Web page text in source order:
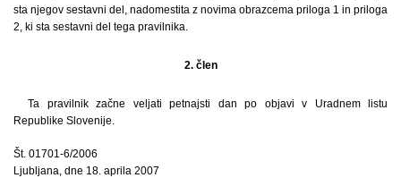
sta njegov sestavni del, nadomestita z novima obrazcema priloga 1 in priloga
2, ki sta sestavni del tega pravilnika.
2. člen
Ta pravilnik začne veljati petnajsti dan po objavi v Uradnem listu
Republike Slovenije.
Št. 01701-6/2006
Ljubljana, dne 18. aprila 2007